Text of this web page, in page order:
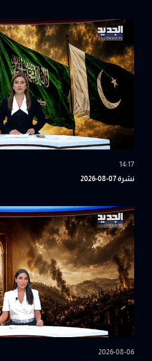
14:17
نشرة 07-08-2026
2026-08-06